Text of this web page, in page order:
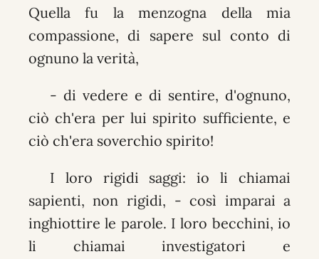
Quella fu la menzogna della mia
compassione, di sapere sul conto di
ognuno la verità,
- di vedere e di sentire, d'ognuno,
ciò ch'era per lui spirito sufficiente, e
ciò ch'era soverchio spirito!
I loro rigidi saggi: io li chiamai
sapienti, non rigidi, - così imparai a
inghiottire le parole. I loro becchini, io
li chiamai investigatori e